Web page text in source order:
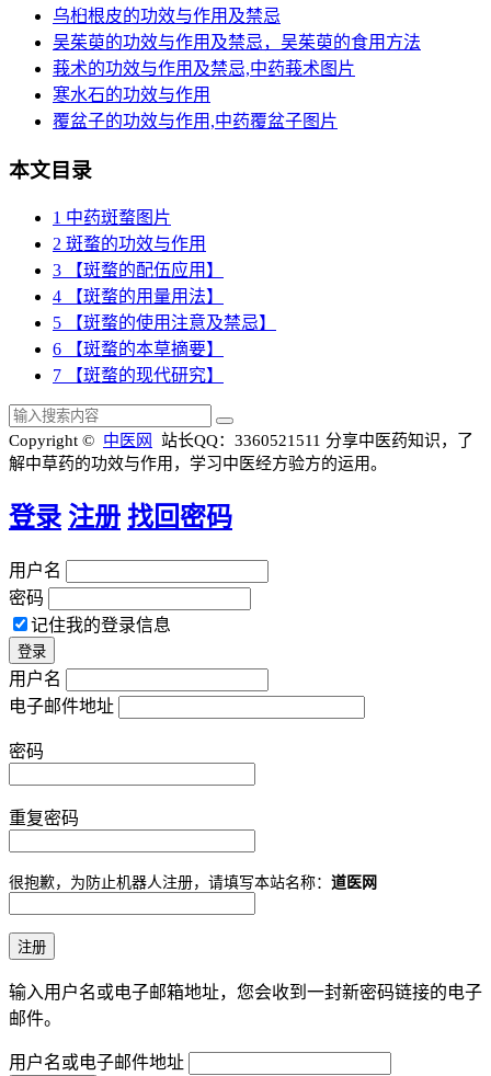
乌桕根皮的功效与作用及禁忌
吴茱萸的功效与作用及禁忌，吴茱萸的食用方法
莪术的功效与作用及禁忌,中药莪术图片
寒水石的功效与作用
覆盆子的功效与作用,中药覆盆子图片
本文目录
1 中药斑蝥图片
2 斑蝥的功效与作用
3 【斑蝥的配伍应用】
4 【斑蝥的用量用法】
5 【斑蝥的使用注意及禁忌】
6 【斑蝥的本草摘要】
7 【斑蝥的现代研究】
Copyright © 中医网 站长QQ：3360521511 分享中医药知识，了
解中草药的功效与作用，学习中医经方验方的运用。
登录 注册 找回密码
用户名
密码
记住我的登录信息
用户名
电子邮件地址
密码
重复密码
很抱歉，为防止机器人注册，请填写本站名称： 道医网
输入用户名或电子邮箱地址，您会收到一封新密码链接的电子
邮件。
用户名或电子邮件地址